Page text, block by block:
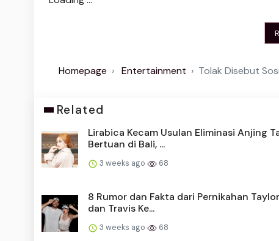
Homepage Entertainment Tolak Disebut
Related
Lirabica Kecam Usulan Eliminasi Anjing
Bertuan di Bali, ...
3 weeks ago 68
8 Rumor dan Fakta dari Pernikahan
dan Travis Ke...
3 weeks ago 68